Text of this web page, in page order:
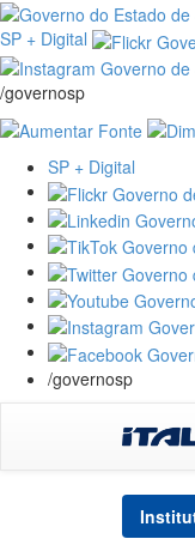
SP + Digital
/governosp
SP + Digital
/governosp